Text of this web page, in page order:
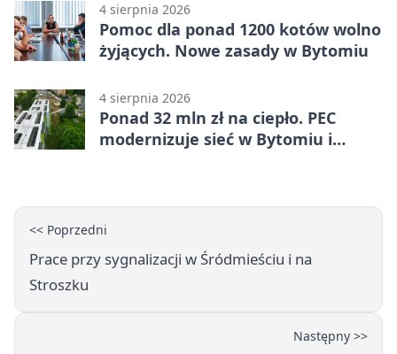
4 sierpnia 2026
Pomoc dla ponad 1200 kotów wolno
żyjących. Nowe zasady w Bytomiu
4 sierpnia 2026
Ponad 32 mln zł na ciepło. PEC
modernizuje sieć w Bytomiu i
<< Poprzedni
Prace przy sygnalizacji w Śródmieściu i na
Stroszku
Następny >>